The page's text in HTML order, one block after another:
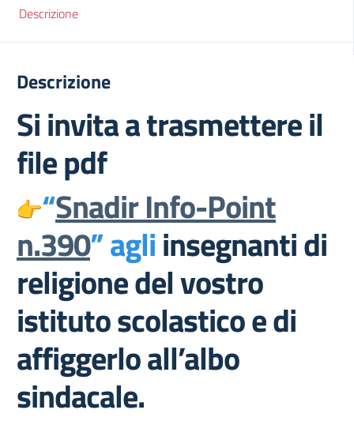
Descrizione
Descrizione
Si invita a trasmettere il
file pdf
“Snadir Info-Point
n.390” agliinsegnanti di
religione del vostro
istituto scolastico e di
affiggerlo all’albo
sindacale.